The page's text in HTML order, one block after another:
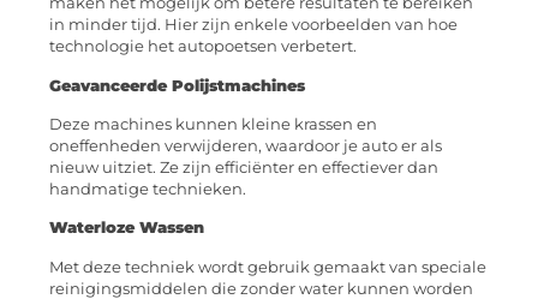
in minder tijd. Hier zijn enkele voorbeelden van hoe
technologie het autopoetsen verbetert.
Geavanceerde Polijstmachines
Deze machines kunnen kleine krassen en
oneffenheden verwijderen, waardoor je auto er als
nieuw uitziet. Ze zijn efficiënter en effectiever dan
handmatige technieken.
Waterloze Wassen
Met deze techniek wordt gebruik gemaakt van speciale
reinigingsmiddelen die zonder water kunnen worden